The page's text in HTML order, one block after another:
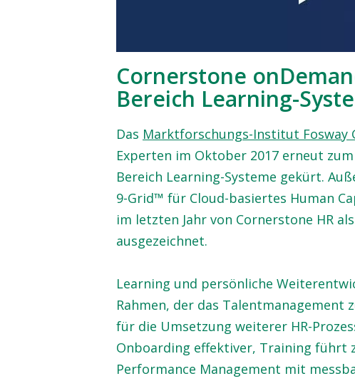
Cornerstone
Bereich Learning-
Das Marktforschungs-Institut Fosway
Experten im Oktober 2017 erneut
Bereich Learning-Systeme gekürt.
9-Grid™ für Cloud-basiertes Human
im letzten Jahr von Cornerstone HR
ausgezeichnet.
Learning und persönliche
Rahmen, der das Talentmanagement
für die Umsetzung weiterer HR-
Onboarding effektiver, Training führt
Performance Management mit